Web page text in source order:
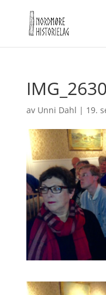
IMG_2630
av Unni Dahl | 19.